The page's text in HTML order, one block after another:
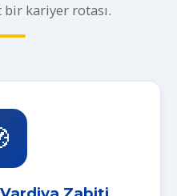
kariyer rotası.